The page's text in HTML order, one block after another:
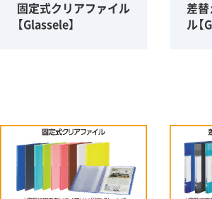
固定式クリアファイル
【Glassele】
差
ル【